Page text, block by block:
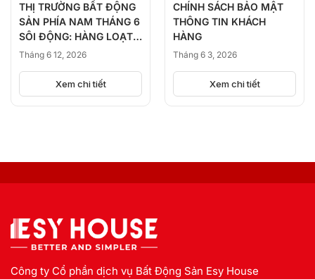
THỊ TRƯỜNG BẤT ĐỘNG
SẢN PHÍA NAM THÁNG 6
SÔI ĐỘNG: HÀNG LOẠT
DỰ ÁN ĐỒNG LOẠT
NGUỒN CUNG
Tháng 6 12, 2026
Xem chi tiết
CHÍNH SÁCH BẢO MẬT
THÔNG TIN KHÁCH
HÀNG
Tháng 6 3, 2026
Xem chi tiết
Công ty Cổ phần dịch vụ Bất Động Sản Esy House